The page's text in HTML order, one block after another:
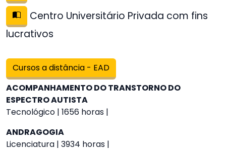
Centro Universitário Privada com fins
lucrativos
Cursos a distância - EAD
ACOMPANHAMENTO DO TRANSTORNO DO
ESPECTRO AUTISTA
Tecnológico | 1656 horas |
ANDRAGOGIA
Licenciatura | 3934 horas |